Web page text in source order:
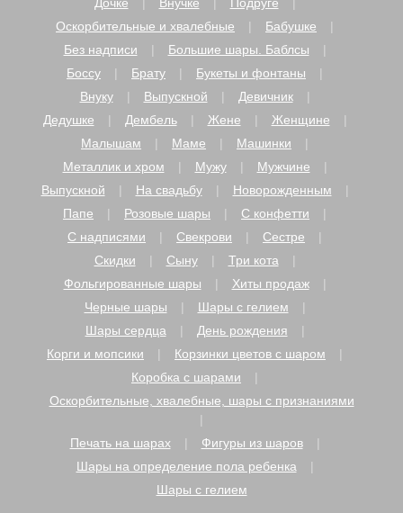
Оскорбительные и хвалебные
Бабушке
Без надписи
Большие шары. Баблсы
Боссу
Брату
Букеты и фонтаны
Внуку
Выпускной
Девичник
Дедушке
Дембель Жене
Женщине
Малышам
Маме
Машинки
Металлик и хром
Мужу
Мужчине
Выпускной
На свадьбу
Новорожденным
Папе
Розовые шары
С конфетти
С надписями
Свекрови
Сестре
Скидки
Сыну
Три кота
Фольгированные шары
Хиты продаж
Черные шары
Шары с гелием
Шары сердца
День рождения
Корги и мопсики
Корзинки цветов с шаром
Коробка с шарами
Оскорбительные, хвалебные, шары с признаниями
Печать на шарах
Фигуры из шаров
Шары на определение пола ребенка
Шары с гелием